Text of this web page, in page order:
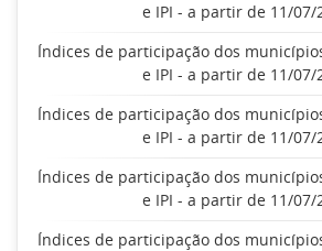
e IPI - a partir de 11/07/
Índices de participação dos
e IPI - a partir de 11/07/
Índices de participação dos
e IPI - a partir de 11/07/
Índices de participação dos
e IPI - a partir de 11/07/
Índices de participação dos